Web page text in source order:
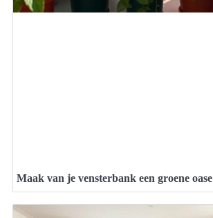
Maak van je vensterbank een groene oase